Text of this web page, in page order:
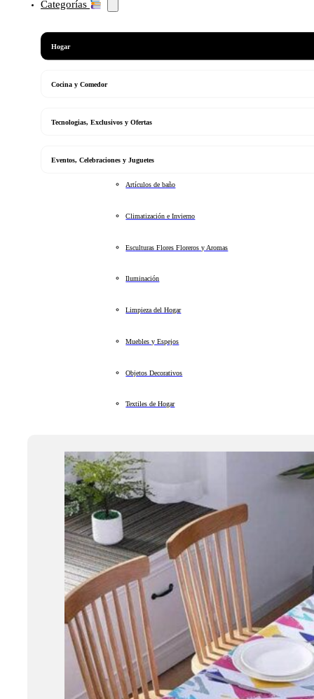
Categorías
Hogar
Cocina y Comedor
Tecnologias, Exclusivos y Ofertas
Eventos, Celebraciones y Juguetes
Artículos de baño
Climatización e Invierno
Esculturas Flores Floreros y Aromas
Iluminación
Limpieza del Hogar
Muebles y Espejos
Objetos Decorativos
Textiles de Hogar